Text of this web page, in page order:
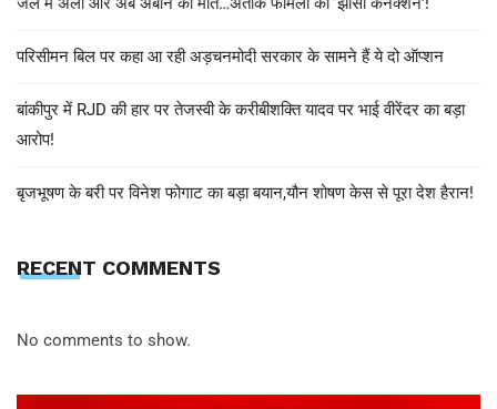
परिसीमन बिल पर कहा आ रही अड़चनमोदी सरकार के सामने हैं ये दो ऑप्शन
बांकीपुर में RJD की हार पर तेजस्वी के करीबीशक्ति यादव पर भाई वीरेंदर का बड़ा
आरोप!
बृजभूषण के बरी पर विनेश फोगाट का बड़ा बयान,यौन शोषण केस से पूरा देश हैरान!
RECENT COMMENTS
No comments to show.